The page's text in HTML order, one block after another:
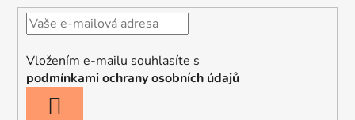
Vložením e-mailu souhlasíte s
podmínkami ochrany osobních údajů